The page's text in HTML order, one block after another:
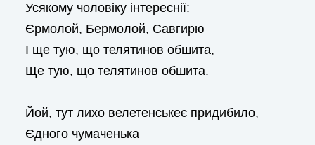
Усякому чоловіку інтереснії:
Єрмолой, Бермолой, Савгирю
І ще тую, що телятинов обшита,
Ще тую, що телятинов обшита.
Йой, тут лихо велетенськеє придибило,
Єдного чумаченька